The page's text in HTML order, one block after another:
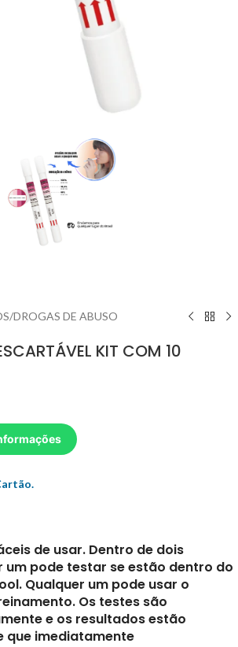
/DROGAS DE ABUSO
KIT COM 10
de usar. Dentro de dois
um pode testar se estão dentro do
Qualquer um pode usar o
Os testes são
e os resultados estão
que imediatamente